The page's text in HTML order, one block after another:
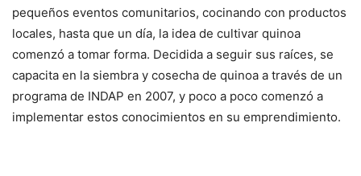
pequeños eventos comunitarios, cocinando con productos
locales, hasta que un día, la idea de cultivar quinoa
comenzó a tomar forma. Decidida a seguir sus raíces, se
capacita en la siembra y cosecha de quinoa a través de un
programa de INDAP en 2007, y poco a poco comenzó a
implementar estos conocimientos en su emprendimiento.